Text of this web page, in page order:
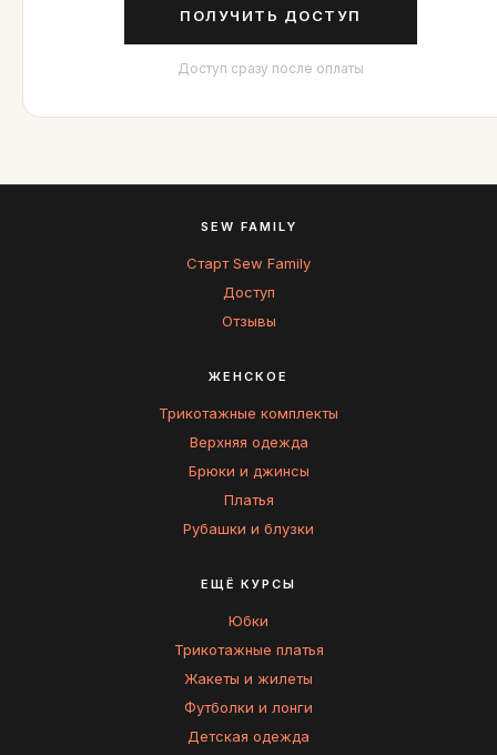
ПОЛУЧИТЬ ДОСТУП
Доступ сразу после оплаты
SEW FAMILY
Старт Sew Family
Доступ
Отзывы
ЖЕНСКОЕ
Трикотажные комплекты
Верхняя одежда
Брюки и джинсы
Платья
Рубашки и блузки
ЕЩЁ КУРСЫ
Юбки
Трикотажные платья
Жакеты и жилеты
Футболки и лонги
Детская одежда